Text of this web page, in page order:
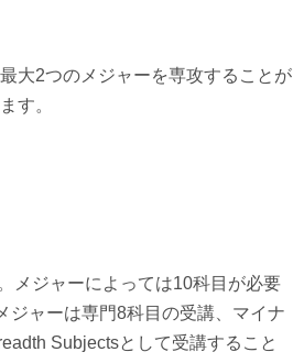
大2つのメジャーを専攻することが
す。
メジャーによっては10科目が必要
ジャーは専門8科目の受講、マイナ
Subjectsとして受講すること